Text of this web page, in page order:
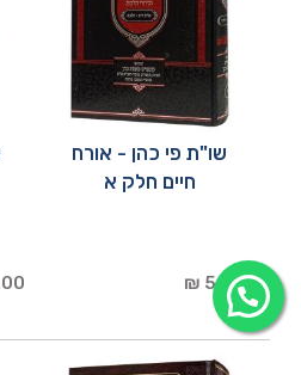
שו"ת פי כהן - אורח
חיים חלק א
50.00 ₪
₪